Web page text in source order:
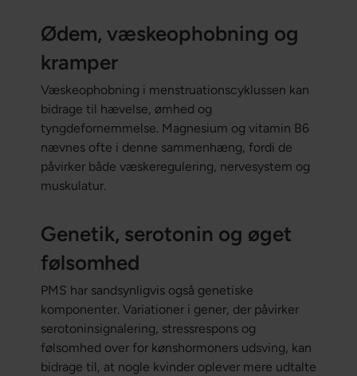
Ødem, væskeophobning og
kramper
Væskeophobning i menstruationscyklussen kan
bidrage til hævelse, ømhed og
tyngdefornemmelse. Magnesium og vitamin B6
nævnes ofte i denne sammenhæng, fordi de
påvirker både væskeregulering, nervesystem og
muskulatur.
Genetik, serotonin og øget
følsomhed
PMS har sandsynligvis også genetiske
komponenter. Variationer i gener, der påvirker
serotoninsignalering, stressrespons og
følsomhed over for kønshormoners udsving, kan
bidrage til, at nogle kvinder oplever mere udtalte